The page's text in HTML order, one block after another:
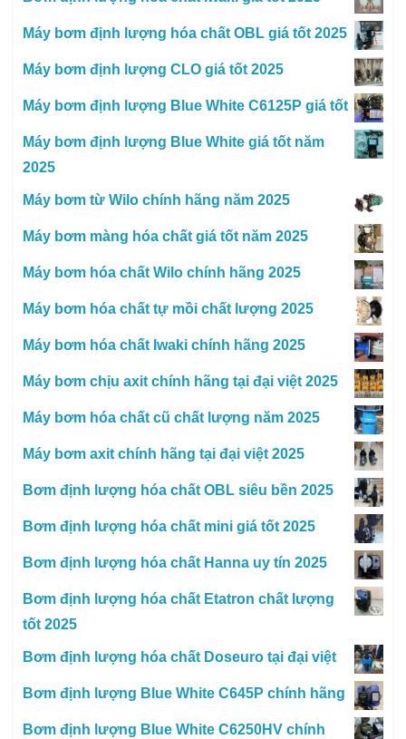
Máy bơm định lượng hóa chất OBL giá tốt 2025
Máy bơm định lượng CLO giá tốt 2025
Máy bơm định lượng Blue White C6125P giá tốt
Máy bơm định lượng Blue White giá tốt năm
2025
Máy bơm từ Wilo chính hãng năm 2025
Máy bơm màng hóa chất giá tốt năm 2025
Máy bơm hóa chất Wilo chính hãng 2025
Máy bơm hóa chất tự mồi chất lượng 2025
Máy bơm hóa chất Iwaki chính hãng 2025
Máy bơm chịu axit chính hãng tại đại việt 2025
Máy bơm hóa chất cũ chất lượng năm 2025
Máy bơm axit chính hãng tại đại việt 2025
Bơm định lượng hóa chất OBL siêu bền 2025
Bơm định lượng hóa chất mini giá tốt 2025
Bơm định lượng hóa chất Hanna uy tín 2025
Bơm định lượng hóa chất Etatron chất lượng
tốt 2025
Bơm định lượng hóa chất Doseuro tại đại việt
Bơm định lượng Blue White C645P chính hãng
Bơm định lượng Blue White C6250HV chính